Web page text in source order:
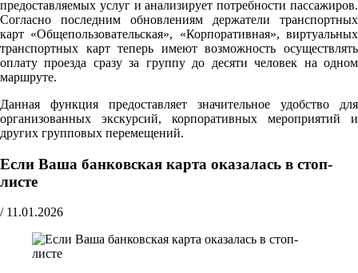
предоставляемых услуг и анализирует потребности пассажиров.
Согласно последним обновлениям держатели транспортных
карт «Общепользовательская», «Корпоративная», виртуальных
транспортных карт теперь имеют возможность осуществлять
оплату проезда сразу за группу до десяти человек на одном
маршруте.
Данная функция предоставляет значительное удобство для
организованных экскурсий, корпоративных мероприятий и
других групповых перемещений.
Если Ваша банковская карта оказалась в стоп-
листе
/ 11.01.2026